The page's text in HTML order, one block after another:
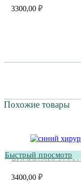
3300,00 ₽
Похожие товары
Быстрый просмотр
СИНИЙ
3400,00 ₽